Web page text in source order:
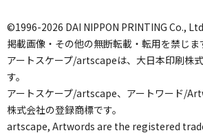
©1996-2026 DAI NIPPON PRINTING Co.,
掲載画像・その他の無断転載・転用を禁じま
アートスケープ/artscapeは、大日本印刷株
す。
アートスケープ/artscape、アートワード/
株式会社の登録商標です。
artscape, Artwords are the registered